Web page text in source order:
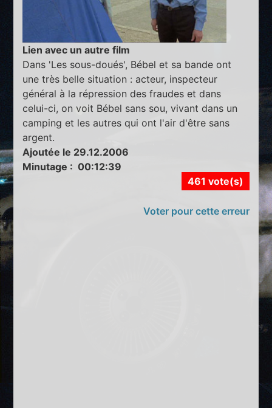
Lien avec un autre film
Dans 'Les sous-doués', Bébel et sa bande ont
une très belle situation : acteur, inspecteur
général à la répression des fraudes et dans
celui-ci, on voit Bébel sans sou, vivant dans un
camping et les autres qui ont l'air d'être sans
argent.
Ajoutée le 29.12.2006
Minutage : 00:12:39
461 vote(s)
Voter pour cette erreur